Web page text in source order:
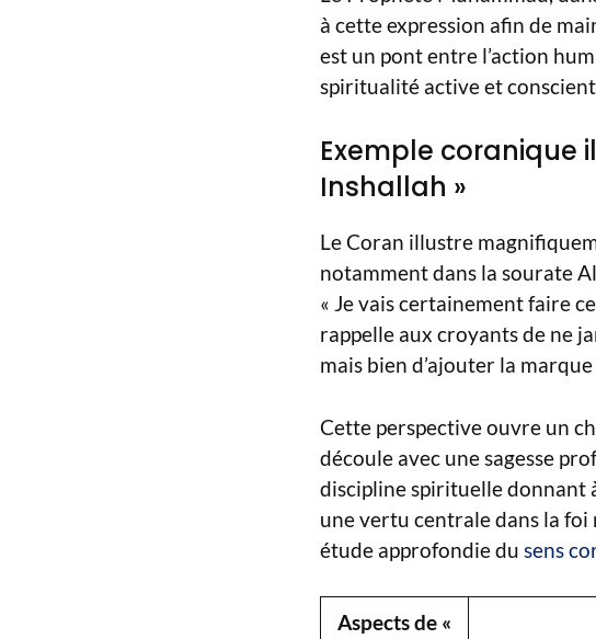
à cette expression afin de
est un pont entre l’action
spiritualité active et
Exemple coranique
Inshallah »
Le Coran illustre
notamment dans la sourate
« Je vais certainement faire
rappelle aux croyants de ne
mais bien d’ajouter la
Cette perspective ouvre un
découle avec une sagesse
discipline spirituelle donnant
une vertu centrale dans la
étude approfondie du sens
Aspects de «